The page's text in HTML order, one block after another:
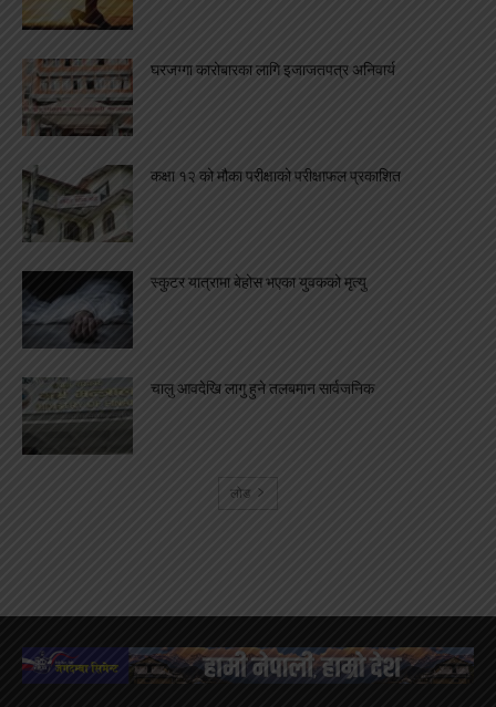
घरजग्गा कारोबारका लागि इजाजतपत्र अनिवार्य
कक्षा १२ को मौका परीक्षाको परीक्षाफल प्रकाशित
स्कुटर यात्रामा बेहोस भएका युवकको मृत्यु
चालु आवदेखि लागु हुने तलबमान सार्वजनिक
लोड